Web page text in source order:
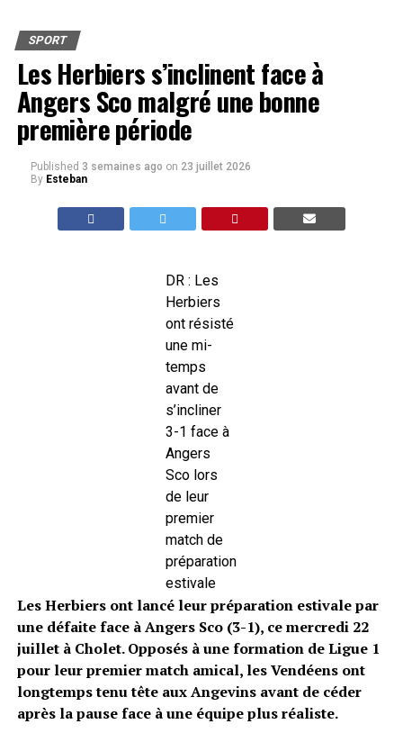
SPORT
Les Herbiers s’inclinent face à
Angers Sco malgré une bonne
première période
Published 3 semaines ago on 23 juillet 2026
By Esteban
DR : Les
Herbiers
ont résisté
une mi-
temps
avant de
s’incliner
3-1 face à
Angers
Sco lors
de leur
premier
match de
préparation
estivale
Les Herbiers ont lancé leur préparation estivale par
une défaite face à Angers Sco (3-1), ce mercredi 22
juillet à Cholet. Opposés à une formation de Ligue 1
pour leur premier match amical, les Vendéens ont
longtemps tenu tête aux Angevins avant de céder
après la pause face à une équipe plus réaliste.